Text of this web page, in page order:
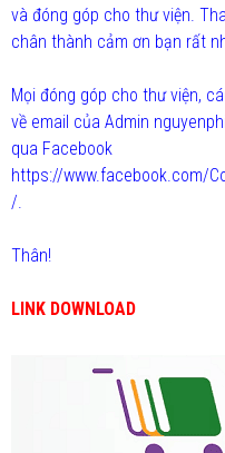
và đóng góp cho thư viện.
chân thành cảm ơn bạn rất
Mọi đóng góp cho thư viện,
về email của Admin
qua Facebook
https://www.facebook.com/
/.
Thân!
LINK DOWNLOAD